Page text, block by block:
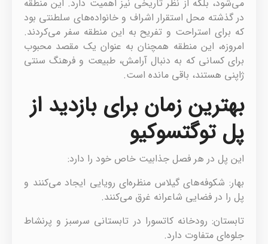
می‌شود، بلکه از نظر تاریخی نیز اهمیت دارد. این منطقه
در گذشته محل استقرار اشراف و خانواده‌های سلطنتی بود
که برای استراحت و تفریح به این منطقه سفر می‌کردند.
امروزه، این منطقه همچنان به عنوان یک مقصد محبوب
برای کسانی که به دنبال آرامش، طبیعت و فرهنگ سنتی
ژاپنی هستند، باقی مانده است.
بهترین زمان برای بازدید از
پل توگتسوکیو
این پل در هر فصل جذابیت خاص خود را دارد:
بهار: شکوفه‌های گیلاس منظره‌ای رویایی ایجاد می‌کنند و
پل را در فضایی شاعرانه غرق می‌کنند.
تابستان: رودخانه کاتسورا در تابستانی سرسبز و پرنشاط
جلوه‌ای متفاوت دارد.